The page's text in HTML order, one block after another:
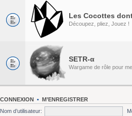
Les Cocottes
Découpez, pliez, Jouez !
SETR-α
Wargame de rôle pour
CONNEXION • M’ENREGISTRER
Nom d’utilisateur: